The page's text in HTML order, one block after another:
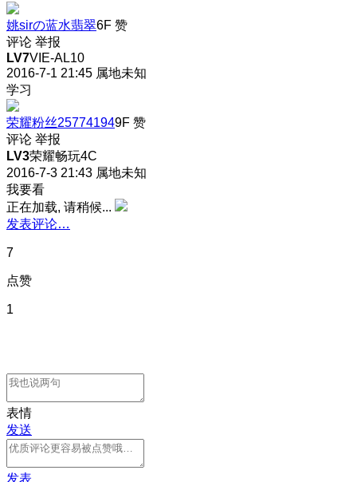
姚sirの蓝水翡翠6F 赞
评论 举报
LV7VIE-AL10
2016-7-1 21:45 属地未知
学习
荣耀粉丝257741949F 赞
评论 举报
LV3荣耀畅玩4C
2016-7-3 21:43 属地未知
我要看
正在加载, 请稍候...
发表评论…
7
点赞
1
表情
发送
发表